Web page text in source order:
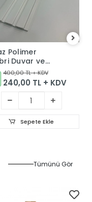
Polimer
Duvar ve
Kaplama
12cm
400,00 TL + KDV
240,00 TL + KDV
Sepete Ekle
Tümünü Gör